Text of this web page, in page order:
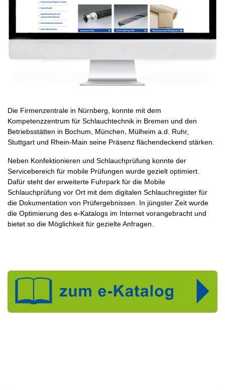
Die Firmenzentrale in Nürnberg, konnte mit dem
Kompetenzzentrum für Schlauchtechnik in Bremen und den
Betriebsstätten in Bochum, München, Mülheim a.d. Ruhr,
Stuttgart und Rhein-Main seine Präsenz flächendeckend stärken.
Neben Konfektionieren und Schlauchprüfung konnte der
Servicebereich für mobile Prüfungen wurde gezielt optimiert.
Dafür steht der erweiterte Fuhrpark für die Mobile
Schlauchprüfung vor Ort mit dem digitalen Schlauchregister für
die Dokumentation von Prüfergebnissen. In jüngster Zeit wurde
die Optimierung des e-Katalogs im Internet vorangebracht und
bietet so die Möglichkeit für gezielte Anfragen.